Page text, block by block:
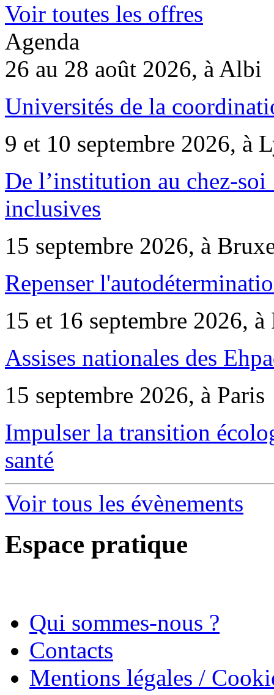
Voir toutes les offres
Agenda
26 au 28 août 2026, à Albi
Universités de la
9 et 10 septembre 2026, à
De l’institution au chez-
inclusives
15 septembre 2026, à
Repenser
15 et 16 septembre 2026, à
Assises nationales des
15 septembre 2026, à Paris
Impulser la transition
santé
Voir tous les évènements
Espace pratique
Qui sommes-nous ?
Contacts
Mentions légales /